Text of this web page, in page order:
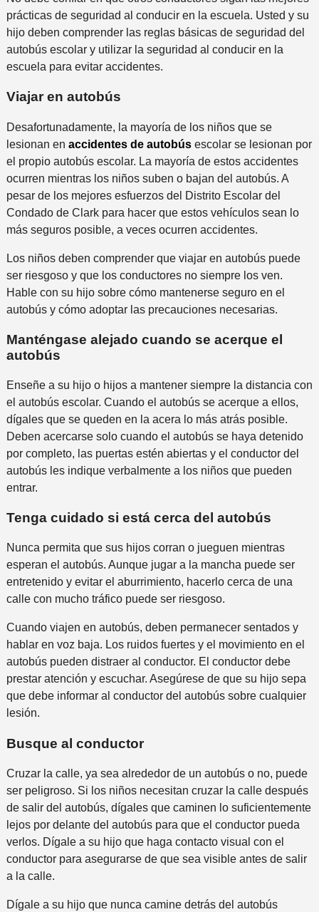
prácticas de seguridad al conducir en la escuela. Usted y su
hijo deben comprender las reglas básicas de seguridad del
autobús escolar y utilizar la seguridad al conducir en la
escuela para evitar accidentes.
Viajar en autobús
Desafortunadamente, la mayoría de los niños que se
lesionan en accidentes de autobúsescolar se lesionan por
el propio autobús escolar. La mayoría de estos accidentes
ocurren mientras los niños suben o bajan del autobús. A
pesar de los mejores esfuerzos del Distrito Escolar del
Condado de Clark para hacer que estos vehículos sean lo
más seguros posible, a veces ocurren accidentes.
Los niños deben comprender que viajar en autobús puede
ser riesgoso y que los conductores no siempre los ven.
Hable con su hijo sobre cómo mantenerse seguro en el
autobús y cómo adoptar las precauciones necesarias.
Manténgase alejado cuando se acerque el
autobús
Enseñe a su hijo o hijos a mantener siempre la distancia con
el autobús escolar. Cuando el autobús se acerque a ellos,
dígales que se queden en la acera lo más atrás posible.
Deben acercarse solo cuando el autobús se haya detenido
por completo, las puertas estén abiertas y el conductor del
autobús les indique verbalmente a los niños que pueden
entrar.
Tenga cuidado si está cerca del autobús
Nunca permita que sus hijos corran o jueguen mientras
esperan el autobús. Aunque jugar a la mancha puede ser
entretenido y evitar el aburrimiento, hacerlo cerca de una
calle con mucho tráfico puede ser riesgoso.
Cuando viajen en autobús, deben permanecer sentados y
hablar en voz baja. Los ruidos fuertes y el movimiento en el
autobús pueden distraer al conductor. El conductor debe
prestar atención y escuchar. Asegúrese de que su hijo sepa
que debe informar al conductor del autobús sobre cualquier
lesión.
Busque al conductor
Cruzar la calle, ya sea alrededor de un autobús o no, puede
ser peligroso. Si los niños necesitan cruzar la calle después
de salir del autobús, dígales que caminen lo suficientemente
lejos por delante del autobús para que el conductor pueda
verlos. Dígale a su hijo que haga contacto visual con el
conductor para asegurarse de que sea visible antes de salir
a la calle.
Dígale a su hijo que nunca camine detrás del autobús